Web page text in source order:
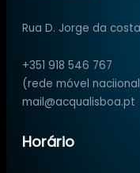
Rua D. Jorge da
+351 918 546 767
(rede móvel
mail@acqualisboa.pt
Horário